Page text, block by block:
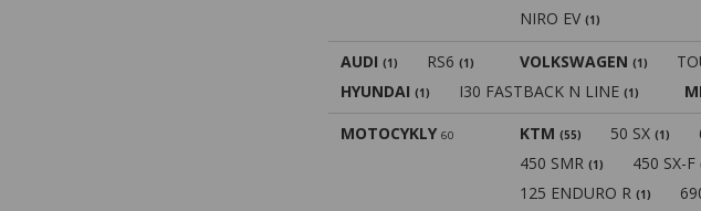
NIRO EV(1)
AUDI (1) RS6 (1) VOLKSWAGEN (1)
HYUNDAI (1) I30 FASTBACK N LINE (1)
MOTOCYKLY 60 KTM (55) 50 SX(1)
450 SMR(1) 450 SX-F
125 ENDURO R(1)